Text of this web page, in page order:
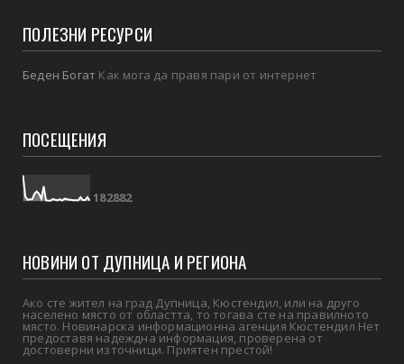
ПОЛЕЗНИ РЕСУРСИ
Беден Богат Как мога да правя пари от интернет
ПОСЕЩЕНИЯ
182882
НОВИНИ ОТ ДУПНИЦА И РЕГИОНА
Ако сте жител на град Дупница, Кюстендил, или на друго
населено място от областта, то тогава сте на правилното
място. Новинарска информационна агенция Кюстендил Нет
предоставя надеждна информация, проверена от
достоверни източници. Приятен престой!